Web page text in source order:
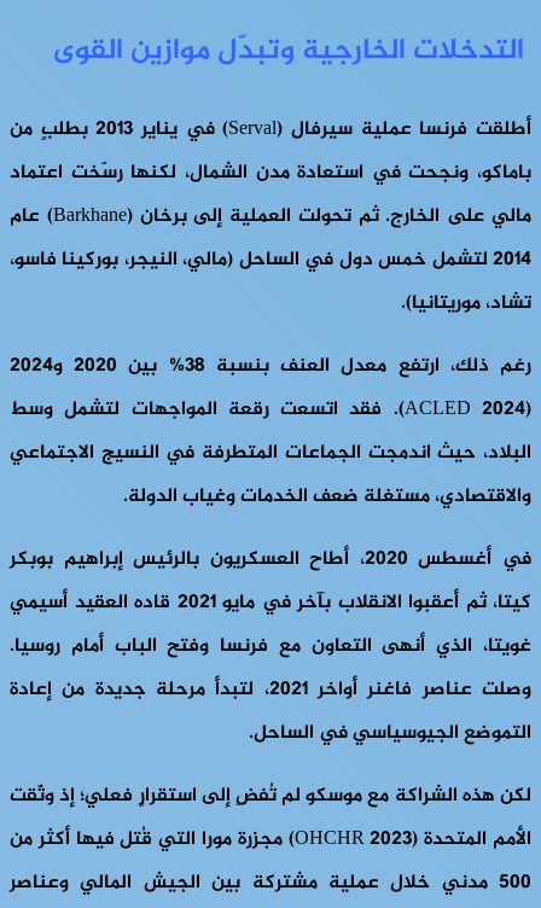
التدخلات الخارجية وتبدّل موازين القوى
أطلقت فرنسا عملية سيرفال (Serval) في يناير 2013 بطلبٍ من
باماكو، ونجحت في استعادة مدن الشمال، لكنها رسّخت اعتماد
مالي على الخارج. ثم تحولت العملية إلى برخان (Barkhane) عام
2014 لتشمل خمس دول في الساحل (مالي، النيجر، بوركينا فاسو،
تشاد، موريتانيا).
رغم ذلك، ارتفع معدل العنف بنسبة 38% بين 2020 و2024
(ACLED 2024). فقد اتسعت رقعة المواجهات لتشمل وسط
البلاد، حيث اندمجت الجماعات المتطرفة في النسيج الاجتماعي
والاقتصادي، مستغلة ضعف الخدمات وغياب الدولة.
في أغسطس 2020، أطاح العسكريون بالرئيس إبراهيم بوبكر
كيتا، ثم أعقبوا الانقلاب بآخر في مايو 2021 قاده العقيد أسيمي
غويتا، الذي أنهى التعاون مع فرنسا وفتح الباب أمام روسيا.
وصلت عناصر فاغنر أواخر 2021، لتبدأ مرحلة جديدة من إعادة
التموضع الجيوسياسي في الساحل.
لكن هذه الشراكة مع موسكو لم تُفضِ إلى استقرارٍ فعلي؛ إذ وثّقت
الأمم المتحدة (OHCHR 2023) مجزرة مورا التي قُتل فيها أكثر من
500 مدني خلال عملية مشتركة بين الجيش المالي وعناصر